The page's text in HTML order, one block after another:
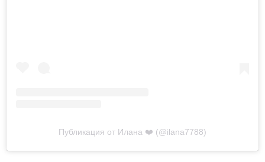
Публикация от Илана ❤️ (@ilana7788)